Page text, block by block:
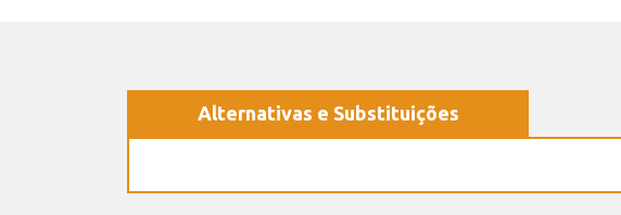
Alternativas e Substituições